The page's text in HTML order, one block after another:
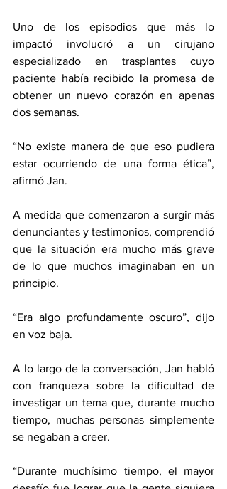
Uno de los episodios que más lo
impactó involucró a un cirujano
especializado en trasplantes cuyo
paciente había recibido la promesa de
obtener un nuevo corazón en apenas
dos semanas.
“No existe manera de que eso pudiera
estar ocurriendo de una forma ética”,
afirmó Jan.
A medida que comenzaron a surgir más
denunciantes y testimonios, comprendió
que la situación era mucho más grave
de lo que muchos imaginaban en un
principio.
“Era algo profundamente oscuro”, dijo
en voz baja.
A lo largo de la conversación, Jan habló
con franqueza sobre la dificultad de
investigar un tema que, durante mucho
tiempo, muchas personas simplemente
se negaban a creer.
“Durante muchísimo tiempo, el mayor